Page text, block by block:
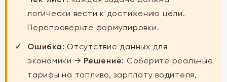
логически вести к достижению цели.
Перепроверьте формулировки.
Ошибка: Отсутствие данных для
экономики → Решение: Соберите реальные
тарифы на топливо, зарплату водителя,